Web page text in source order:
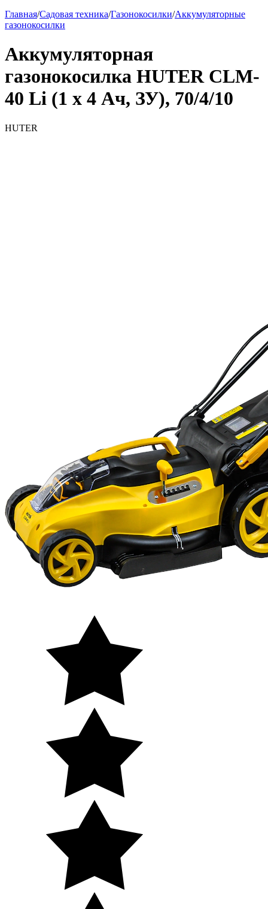
Главная/Садовая техника/Газонокосилки/Аккумуляторные
газонокосилки
Аккумуляторная
газонокосилка HUTER CLM-
40 Li (1 x 4 Ач, ЗУ), 70/4/10
HUTER